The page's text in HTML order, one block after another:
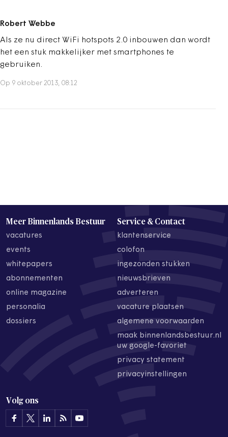
Robert Webbe
Als ze nu direct WiFi hotspots 2.0 inbouwen dan wordt
het een stuk makkelijker met smartphones te
gebruiken.
Op 9 oktober 2013, 08:12
Meer Binnenlands Bestuur
vacatures
events
whitepapers
abonnementen
online magazine
personalia
dossiers
Service & Contact
klantenservice
colofon
ingezonden stukken
nieuwsbrieven
adverteren
vacature plaatsen
algemene voorwaarden
maak binnenlandsbestuur.nl
uw google-favoriet
privacy statement
privacyinstellingen
Volg ons